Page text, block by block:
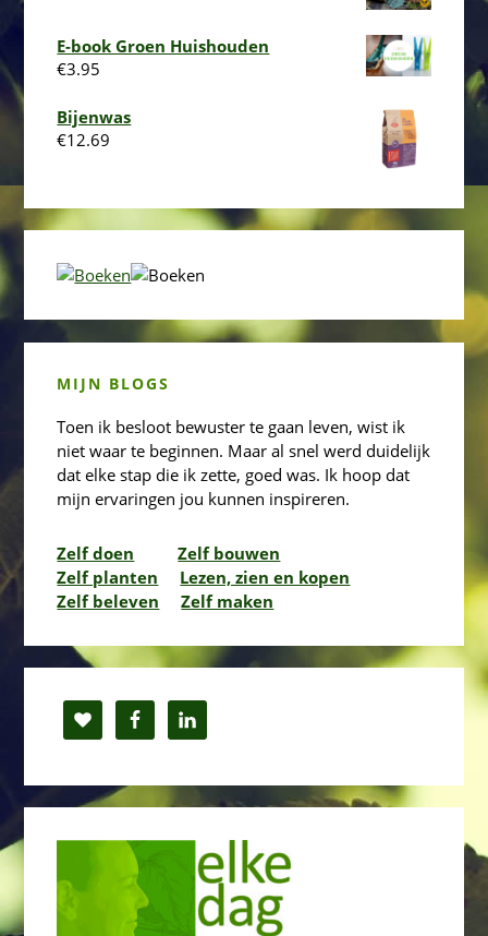
E-book Groen Huishouden
€3.95
Bijenwas
€12.69
MIJN BLOGS
Toen ik besloot bewuster te gaan leven, wist ik
niet waar te beginnen. Maar al snel werd duidelijk
dat elke stap die ik zette, goed was. Ik hoop dat
mijn ervaringen jou kunnen inspireren.
Zelf doen
Zelf bouwen
Zelf planten
Lezen, zien en kopen
Zelf beleven
Zelf maken